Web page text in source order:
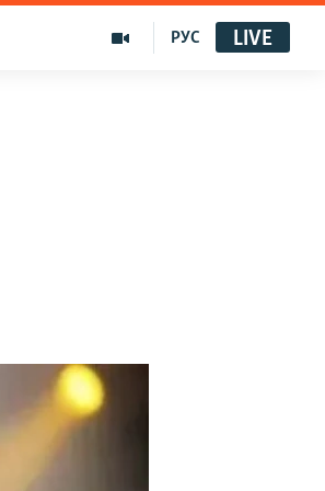
РУС LIVE